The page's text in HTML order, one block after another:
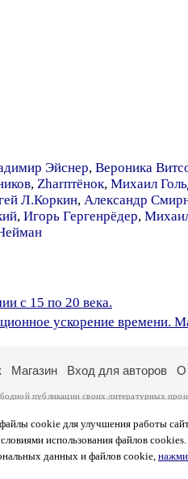
Эйснер, Вероника
, Zharптёнок, Михаил
Л.Коркин, Александр
, Игорь Гергенрёдер,
c 15 по 20 века.
ускорение времени.
cookie для улучшения работы
использования файлов
данных и файлов cookie,
Магазин Вход для авторов О
публикации своих литературных
. Перепечатка произведений
несут самостоятельно на основании
данных. Вы также можете
посетителей, которые в общей сумме
указано по две цифры: количество